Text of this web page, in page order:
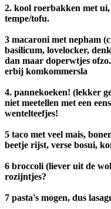
2. kool roerbakken met
tempe/tofu.
3 macaroni met nepham
basilicum, lovelocker,
dan maar doperwtjes
erbij komkommersla
4. pannekoeken! (lekker
niet meetellen met een
wentelteefjes!
5 taco met veel mais,
beetje rijst, verse bosui,
6 broccoli (liever uit de
rozijntjes?
7 pasta's mogen, dus